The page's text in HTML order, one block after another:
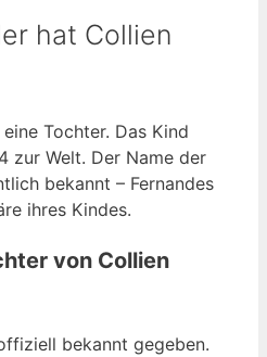
hat Collien
Tochter. Das Kind
zur Welt. Der Name der
bekannt – Fernandes
ihres Kindes.
von Collien
bekannt gegeben.